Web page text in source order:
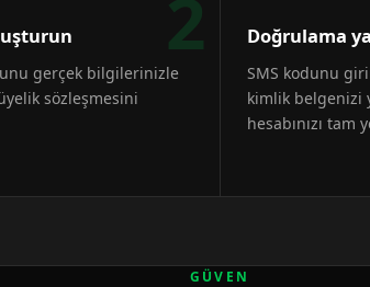
2
gerçek bilgilerinizle
sözleşmesini
Doğrulama
SMS kodunu
kimlik belgenizi
hesabınızı
GÜVEN